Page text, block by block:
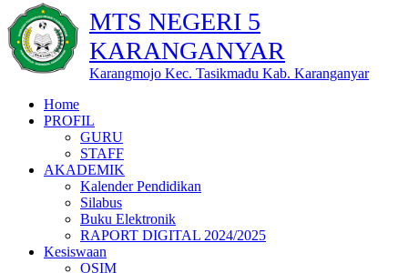
MTS NEGERI 5
KARANGANYAR
Karangmojo Kec. Tasikmadu Kab. Karanganyar
Home
PROFIL
GURU
STAFF
AKADEMIK
Kalender Pendidikan
Silabus
Buku Elektronik
RAPORT DIGITAL 2024/2025
Kesiswaan
OSIM